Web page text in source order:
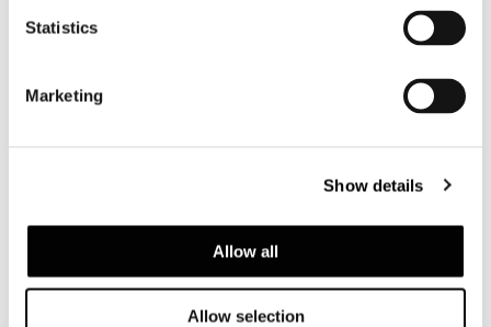
Statistics
Marketing
Show details
Allow all
Allow selection